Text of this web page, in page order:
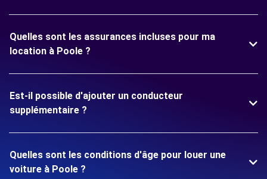
Quelles sont les assurances incluses pour ma
location à Poole ?
Est-il possible d'ajouter un conducteur
supplémentaire ?
Quelles sont les conditions d'âge pour louer une
voiture à Poole ?